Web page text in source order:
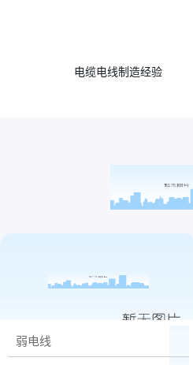
电缆电线制造经验
弱电线